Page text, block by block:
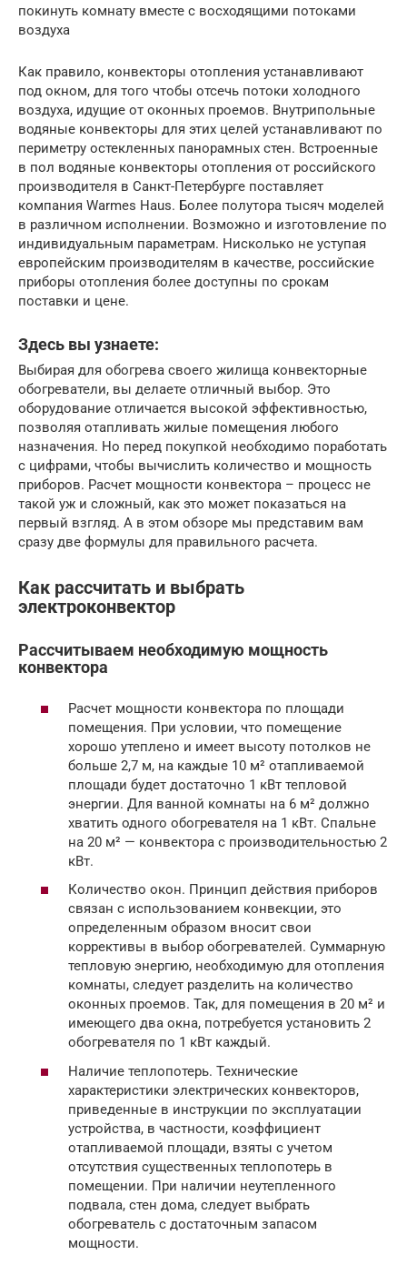
покинуть комнату вместе с восходящими потоками
воздуха
Как правило, конвекторы отопления устанавливают
под окном, для того чтобы отсечь потоки холодного
воздуха, идущие от оконных проемов. Внутрипольные
водяные конвекторы для этих целей устанавливают по
периметру остекленных панорамных стен. Встроенные
в пол водяные конвекторы отопления от российского
производителя в Санкт-Петербурге поставляет
компания Warmes Haus. Более полутора тысяч моделей
в различном исполнении. Возможно и изготовление по
индивидуальным параметрам. Нисколько не уступая
европейским производителям в качестве, российские
приборы отопления более доступны по срокам
поставки и цене.
Здесь вы узнаете:
Выбирая для обогрева своего жилища конвекторные
обогреватели, вы делаете отличный выбор. Это
оборудование отличается высокой эффективностью,
позволяя отапливать жилые помещения любого
назначения. Но перед покупкой необходимо поработать
с цифрами, чтобы вычислить количество и мощность
приборов. Расчет мощности конвектора – процесс не
такой уж и сложный, как это может показаться на
первый взгляд. А в этом обзоре мы представим вам
сразу две формулы для правильного расчета.
Как рассчитать и выбрать
электроконвектор
Рассчитываем необходимую мощность
конвектора
Расчет мощности конвектора по площади
помещения. При условии, что помещение
хорошо утеплено и имеет высоту потолков не
больше 2,7 м, на каждые 10 м² отапливаемой
площади будет достаточно 1 кВт тепловой
энергии. Для ванной комнаты на 6 м² должно
хватить одного обогревателя на 1 кВт. Спальне
на 20 м² — конвектора с производительностью 2
кВт.
Количество окон. Принцип действия приборов
связан с использованием конвекции, это
определенным образом вносит свои
коррективы в выбор обогревателей. Суммарную
тепловую энергию, необходимую для отопления
комнаты, следует разделить на количество
оконных проемов. Так, для помещения в 20 м² и
имеющего два окна, потребуется установить 2
обогревателя по 1 кВт каждый.
Наличие теплопотерь. Технические
характеристики электрических конвекторов,
приведенные в инструкции по эксплуатации
устройства, в частности, коэффициент
отапливаемой площади, взяты с учетом
отсутствия существенных теплопотерь в
помещении. При наличии неутепленного
подвала, стен дома, следует выбрать
обогреватель с достаточным запасом
мощности.